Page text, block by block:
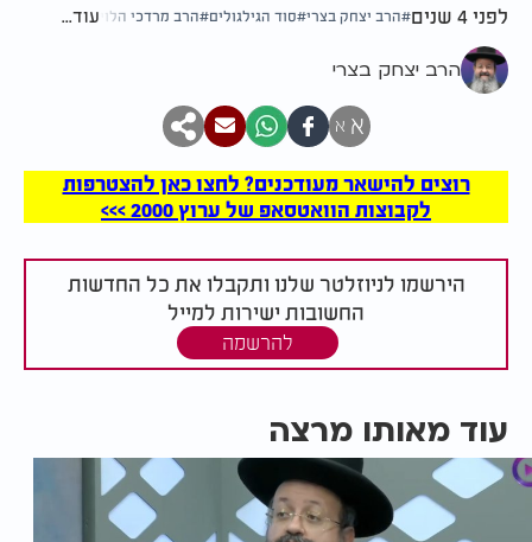
לפני 4 שנים הרב יצחק בצרי סוד הגילגולים הרב מרדכי הלוי עוד...
הרב יצחק בצרי
א א
רוצים להישאר מעודכנים? לחצו כאן להצטרפות
לקבוצות הוואטסאפ של ערוץ 2000 >>>
הירשמו לניוזלטר שלנו ותקבלו את כל החדשות
החשובות ישירות למייל
להרשמה
עוד מאותו מרצה